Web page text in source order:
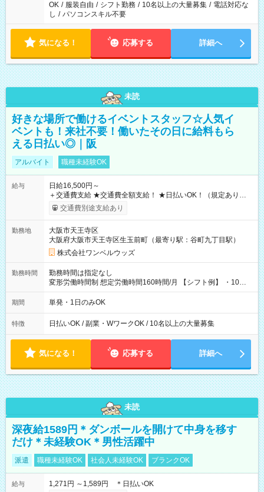
OK / 服装自由 / シフト勤務 / 10名以上の大量募集 / 電話対応な
し / パソコンスキル不要
気になる！ 応募する 詳細へ
未読
好きな場所で働けるイベントスタッフ☆人気イ
ベントも！来社不要！働いたその日に給料もら
える日払い◎｜阪
アルバイト 職種未経験OK
給与
日給16,500円～
＋交通費支給 ★交通費全額支給！ ★日払いOK！（規定あり） ┗
働いたその日に現金GET♪ お仕事後はコンビニATMから 日払
交通費別途支給あり
勤務地
大阪市天王寺区
大阪府大阪市天王寺区生玉前町（最寄り駅：谷町九丁目駅）
株式会社ワンベルウッズ
勤務時間
勤務時間は指定なし
変形労働時間制 想定労働時間160時間/月 【シフト例】 ・10：
00～20：00
期間 単発・1日のみOK
特徴 日払いOK / 副業・WワークOK / 10名以上の大量募集
気になる！ 応募する 詳細へ
未読
深夜給1589円＊ダンボールを開けて中身を移す
だけ＊未経験OK＊男性活躍中
派遣 職種未経験OK 社会人未経験OK ブランクOK
給与
1,271円 ～1,589円 ＊日払いOK